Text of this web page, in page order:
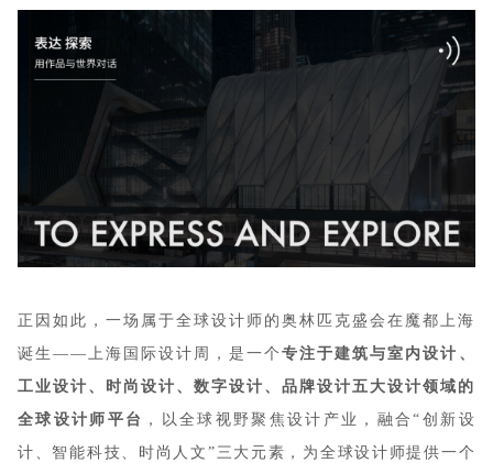
正因如此，一场属于全球设计师的奥林匹克盛会在魔都上海
诞生——上海国际设计周，是一个专注于建筑与室内设计、
工业设计、时尚设计、数字设计、品牌设计五大设计领域的
全球设计师平台 ，以全球视野聚焦设计产业，融合“创新设
计、智能科技、时尚人文”三大元素，为全球设计师提供一个